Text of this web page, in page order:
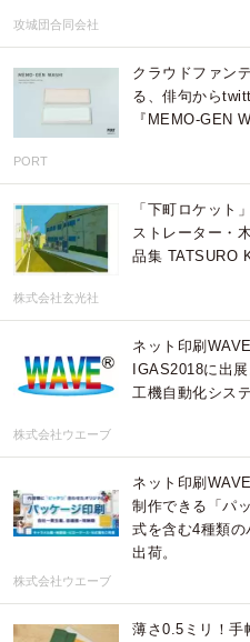
攻城団合同会社
クラウドファン
る、俳句から
『MEMO-GEN
PORT
「下町ロケット
ストレーター・
品集 TATSURO
株式会社玄光社
ネット印刷
IGAS2018に出
工機自動化シス
株式会社ウエーブ
ネット印刷
制作できる「パ
式を含む4種類
出荷。
株式会社ウエーブ
薄さ0.5ミリ！手